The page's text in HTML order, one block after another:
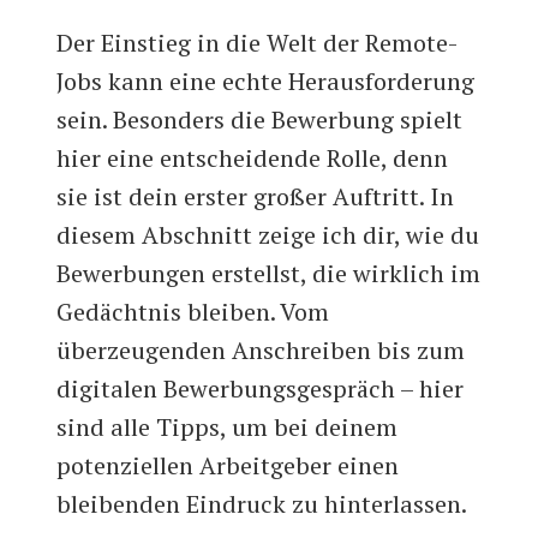
Der Einstieg in die Welt der Remote-
Jobs kann eine echte Herausforderung
sein. Besonders die Bewerbung spielt
hier eine entscheidende Rolle, denn
sie ist dein erster großer Auftritt. In
diesem Abschnitt zeige ich dir, wie du
Bewerbungen erstellst, die wirklich im
Gedächtnis bleiben. Vom
überzeugenden Anschreiben bis zum
digitalen Bewerbungsgespräch – hier
sind alle Tipps, um bei deinem
potenziellen Arbeitgeber einen
bleibenden Eindruck zu hinterlassen.